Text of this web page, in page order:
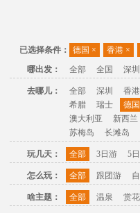
已选择条件： 德国 × 香港 ×
哪出发：
全部 全国 深圳
去哪儿： 全部 深圳 香港
希腊
瑞士 德国
澳大利亚
新西兰
苏梅岛
长滩岛
玩几天： 全部 3日游 5
怎么玩： 全部 跟团游
啥主题： 全部 温泉 赏花